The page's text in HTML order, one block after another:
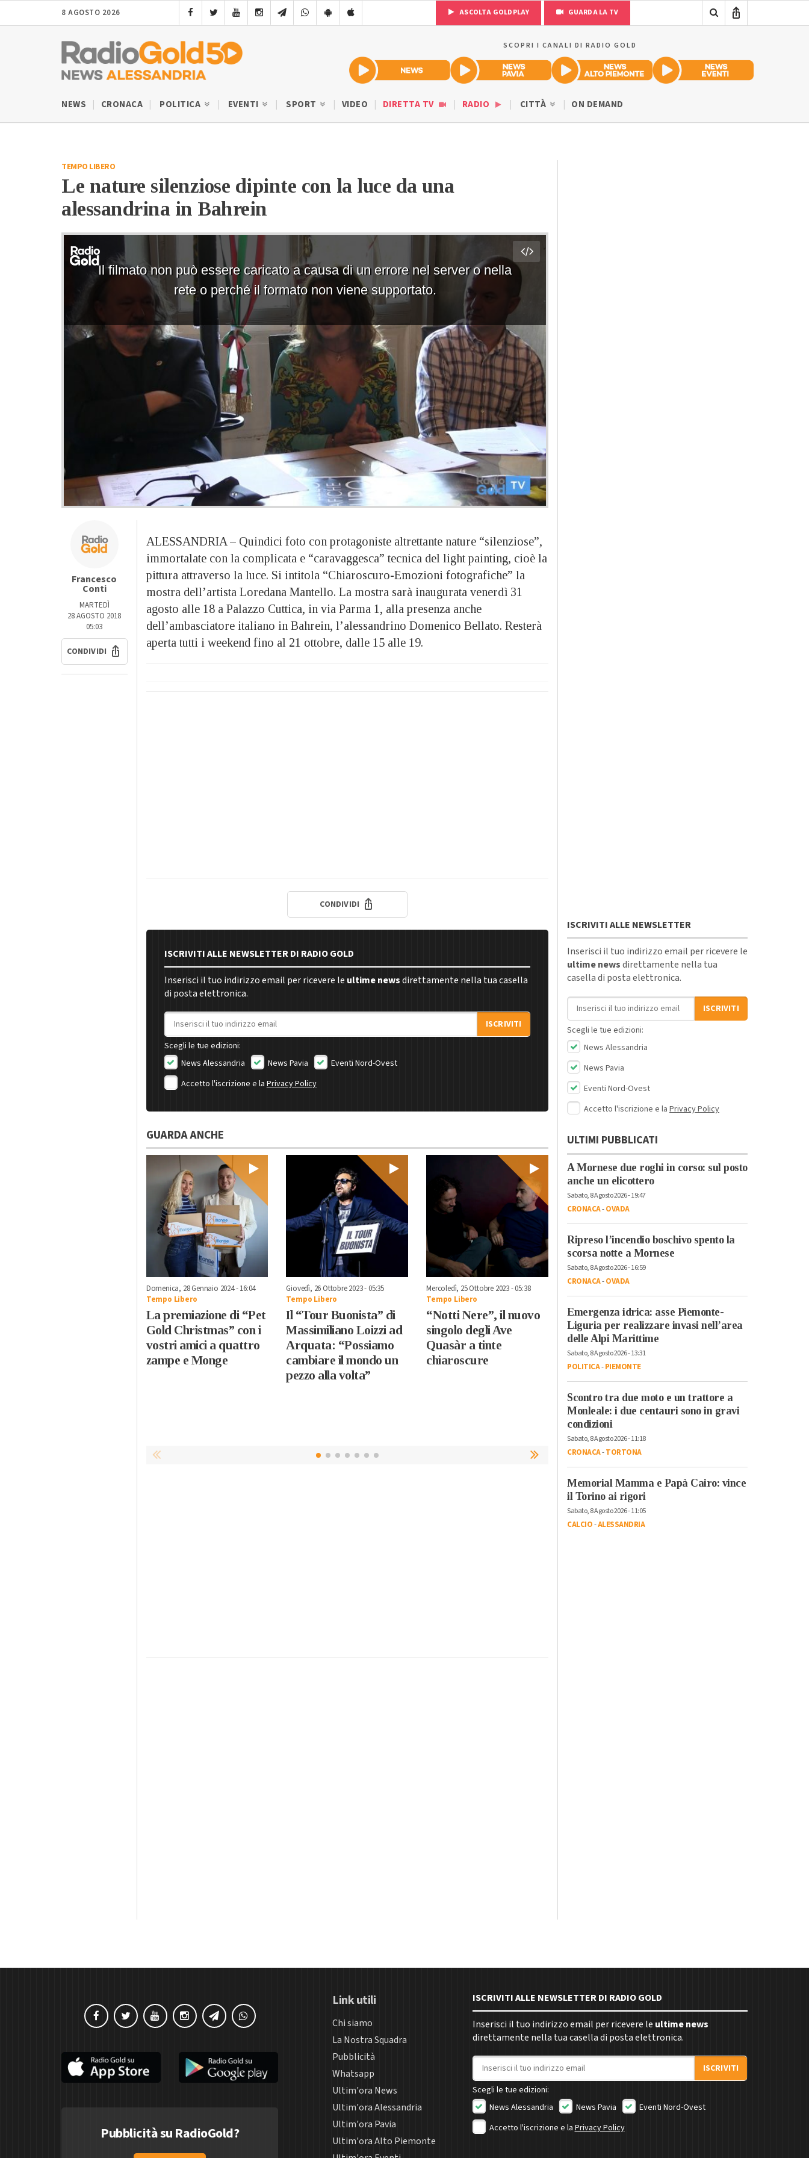
8 AGOSTO 2026 ASCOLTA GOLDPLAY GUARDA LA TV
SCOPRI I CANALI DI RADIO GOLD
NEWS CRONACA POLITICA EVENTI SPORT VIDEO DIRETTA TV RADIO CITTÀ ON DEMAND
TEMPO LIBERO
Le nature silenziose dipinte con la luce da una
alessandrina in Bahrein
Francesco
Conti
MARTEDÌ
28 AGOSTO 2018
05:03
CONDIVIDI
ALESSANDRIA – Quindici foto con protagoniste altrettante nature “silenziose”,
immortalate con la complicata e “caravaggesca” tecnica del light painting, cioè la
pittura attraverso la luce. Si intitola “Chiaroscuro-Emozioni fotografiche” la
mostra dell’artista Loredana Mantello. La mostra sarà inaugurata venerdì 31
agosto alle 18 a Palazzo Cuttica, in via Parma 1, alla presenza anche
dell’ambasciatore italiano in Bahrein, l’alessandrino Domenico Bellato. Resterà
aperta tutti i weekend fino al 21 ottobre, dalle 15 alle 19.
CONDIVIDI
ISCRIVITI ALLE NEWSLETTER DI RADIO GOLD
Inserisci il tuo indirizzo email per ricevere le ultime newsdirettamente nella tua casella
di posta elettronica.
Indirizzo email
ISCRIVITI
Scegli le tue edizioni:
News Alessandria
News Pavia
Eventi Nord-Ovest
Accetto l'iscrizione e laPrivacy Policy
GUARDA ANCHE
Domenica, 28 Gennaio 2024 - 16:04
Tempo Libero
La premiazione di “Pet
Gold Christmas” con i
vostri amici a quattro
zampe e Monge
Giovedì, 26 Ottobre 2023 - 05:35
Tempo Libero
Il “Tour Buonista” di
Massimiliano Loizzi ad
Arquata: “Possiamo
cambiare il mondo un
pezzo alla volta”
Mercoledì, 25 Ottobre 2023 - 05:38
Tempo Libero
“Notti Nere”, il nuovo
singolo degli Ave
Quasàr a tinte
chiaroscure
Tempo Libero
“Cursa di caraté” a
Rivarone: all’ultima
curva vince il rione
Castello
A Torino dal 22
ottobre l’arte
ISCRIVITI ALLE NEWSLETTER
Inserisci il tuo indirizzo email per ricevere le
ultime newsdirettamente nella tua
casella di posta elettronica.
Indirizzo email
ISCRIVITI
Scegli le tue edizioni:
News Alessandria
News Pavia
Eventi Nord-Ovest
Accetto l'iscrizione e la Privacy Policy
ULTIMI PUBBLICATI
A Mornese due roghi in corso: sul posto
anche un elicottero
Sabato, 8 Agosto 2026 - 19:47
CRONACA-OVADA
Ripreso l’incendio boschivo spento la
scorsa notte a Mornese
Sabato, 8 Agosto 2026 - 16:59
CRONACA-OVADA
Emergenza idrica: asse Piemonte-
Liguria per realizzare invasi nell’area
delle Alpi Marittime
Sabato, 8 Agosto 2026 - 13:31
POLITICA-PIEMONTE
Scontro tra due moto e un trattore a
Monleale: i due centauri sono in gravi
condizioni
Sabato, 8 Agosto 2026 - 11:18
CRONACA-TORTONA
Memorial Mamma e Papà Cairo: vince
il Torino ai rigori
Sabato, 8 Agosto 2026 - 11:05
CALCIO-ALESSANDRIA
Pubblicità su RadioGold?
Link utili
Chi siamo
La Nostra Squadra
Pubblicità
Whatsapp
Ultim'ora News
Ultim'ora Alessandria
Ultim'ora Pavia
Ultim'ora Alto Piemonte
ISCRIVITI ALLE NEWSLETTER DI RADIO GOLD
Inserisci il tuo indirizzo email per ricevere le ultime news
direttamente nella tua casella di posta elettronica.
Indirizzo email
ISCRIVITI
Scegli le tue edizioni:
News Alessandria
News Pavia
Eventi Nord-Ovest
Accetto l'iscrizione e la Privacy Policy